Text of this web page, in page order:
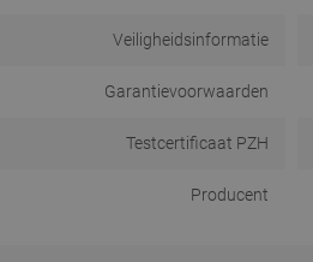
Veiligheidsinformatie
Garantievoorwaarden
Testcertificaat PZH
Producent